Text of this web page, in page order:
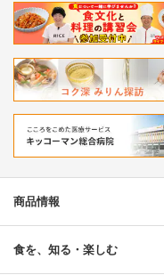
商品情報
食を、知る・楽しむ